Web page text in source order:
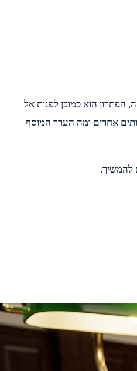
הפתרון הוא כמובן לפנות אל
אחרים ומה הערך המוסף
להמשיך.